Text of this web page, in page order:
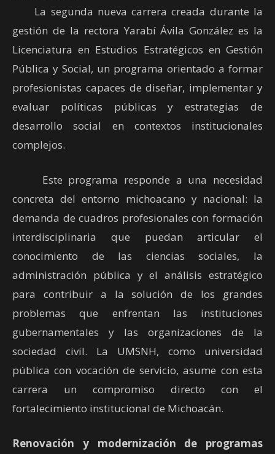
La segunda nueva carrera creada durante la
gestión de la rectora Yarabí Ávila González es la
Licenciatura en Estudios Estratégicos en Gestión
Pública y Social, un programa orientado a formar
profesionistas capaces de diseñar, implementar y
evaluar políticas públicas y estrategias de
desarrollo social en contextos institucionales
complejos.
Este programa responde a una necesidad
concreta del entorno michoacano y nacional: la
demanda de cuadros profesionales con formación
interdisciplinaria que puedan articular el
conocimiento de las ciencias sociales, la
administración pública y el análisis estratégico
para contribuir a la solución de los grandes
problemas que enfrentan las instituciones
gubernamentales y las organizaciones de la
sociedad civil. La UMSNH, como universidad
pública con vocación de servicio, asume con esta
carrera un compromiso directo con el
fortalecimiento institucional de Michoacán.
Renovación y modernización de programas